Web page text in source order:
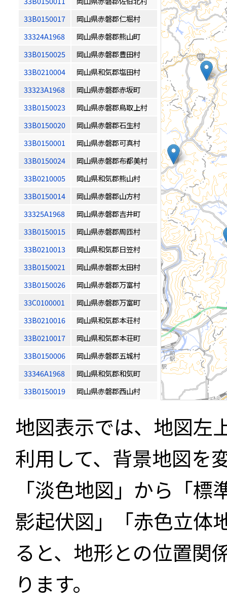
33B0150017
岡山県赤磐郡仁堀村
33324A1968
岡山県赤磐郡熊山町
33B0150025
岡山県赤磐郡豊田村
33B0210004
岡山県和気郡塩田村
33323A1968
岡山県赤磐郡赤坂町
33B0150023
岡山県赤磐郡鳥取上村
33B0150020
岡山県赤磐郡石生村
33B0150001
岡山県赤磐郡可真村
33B0150024
岡山県赤磐郡布都美村
33B0210005
岡山県和気郡熊山村
33B0150014
岡山県赤磐郡山方村
33325A1968
岡山県赤磐郡吉井町
33B0150015
岡山県赤磐郡周匝村
33B0210013
岡山県和気郡日笠村
33B0150021
岡山県赤磐郡太田村
33B0150026
岡山県赤磐郡万富村
33C0100001
岡山県赤磐郡万富町
33B0210016
岡山県和気郡本荘村
33B0210017
岡山県和気郡本荘町
33B0150006
岡山県赤磐郡五城村
33346A1968
岡山県和気郡和気町
33B0150019
岡山県赤磐郡西山村
地図表示では、地図左
利用して、背景地図を
「淡色地図」から「
影起伏図」「赤色立体
ると、地形との位置関
ります。